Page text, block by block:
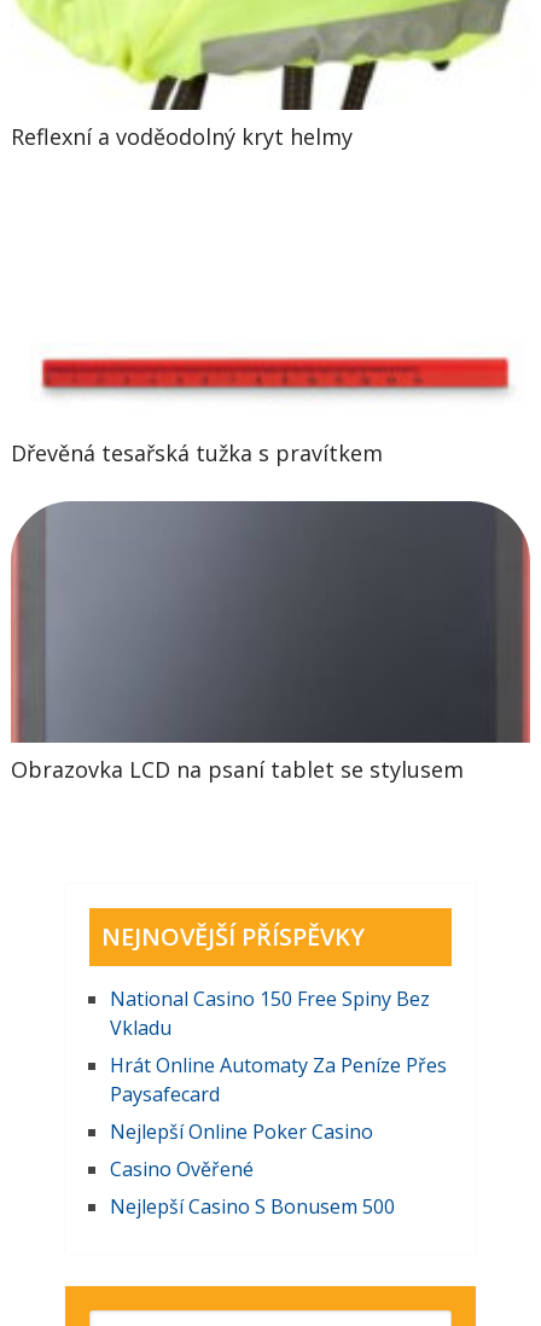
Reflexní a voděodolný kryt helmy
Dřevěná tesařská tužka s pravítkem
Obrazovka LCD na psaní tablet se stylusem
NEJNOVĚJŠÍ PŘÍSPĚVKY
National Casino 150 Free Spiny Bez
Vkladu
Hrát Online Automaty Za Peníze Přes
Paysafecard
Nejlepší Online Poker Casino
Casino Ověřené
Nejlepší Casino S Bonusem 500